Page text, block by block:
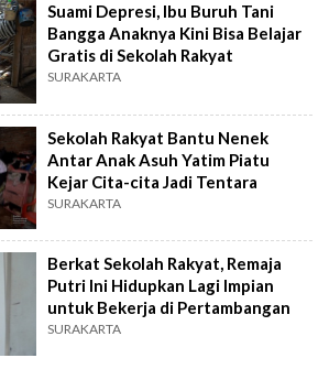
Suami Depresi, Ibu Buruh Tani
Bangga Anaknya Kini Bisa Belajar
Gratis di Sekolah Rakyat
SURAKARTA
Sekolah Rakyat Bantu Nenek
Antar Anak Asuh Yatim Piatu
Kejar Cita-cita Jadi Tentara
SURAKARTA
Berkat Sekolah Rakyat, Remaja
Putri Ini Hidupkan Lagi Impian
untuk Bekerja di Pertambangan
SURAKARTA